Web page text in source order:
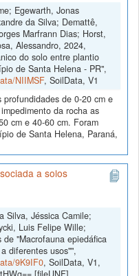
Egewarth, Jonas
da Silva; Demattê,
Marfrann Dias; Horst,
Alessandro, 2024,
do solo entre plantio
de Santa Helena - PR",
NIIMSF, SoilData, V1
de 0-20 cm e
da rocha as
cm e 40-60 cm. Foram
de Santa Helena, Paraná,
a solos
Silva, Jéssica Camile;
Luis Felipe Wille;
"Macrofauna epiedáfica
diferentes usos"",
9K9IF0, SoilData, V1,